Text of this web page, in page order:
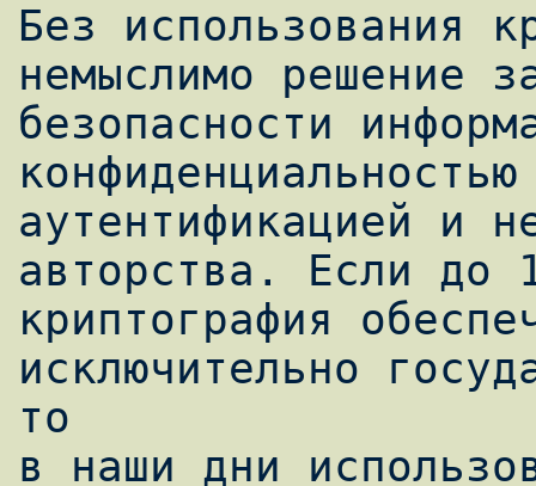
Без использования
немыслимо решение
безопасности
аутентификацией и
авторства. Если до
криптография
исключительно
то
в наши дни